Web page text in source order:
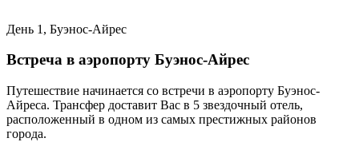
День 1, Буэнос-Айрес
Встреча в аэропорту Буэнос-Айрес
Путешествие начинается со встречи в аэропорту Буэнос-
Айреса. Трансфер доставит Вас в 5 звездочный отель,
расположенный в одном из самых престижных районов
города.